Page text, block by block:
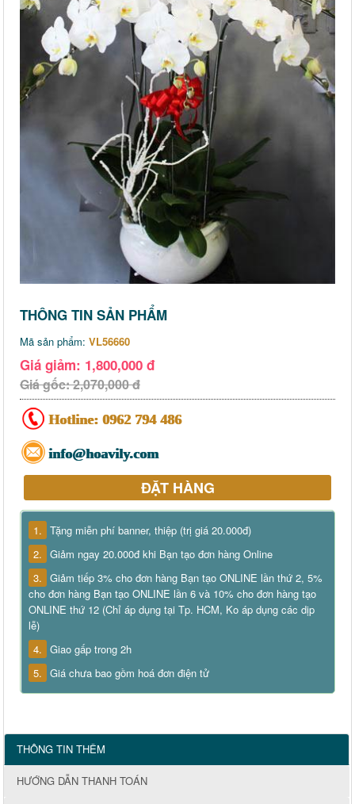
THÔNG TIN SẢN PHẨM
Mã sản phẩm: VL56660
Giá giảm: 1,800,000 đ
Giá gốc: 2,070,000 đ
Hotline: 0962 794 486
info@hoavily.com
ĐẶT HÀNG
1. Tặng miễn phí banner, thiệp (trị giá 20.000đ)
2. Giảm ngay 20.000đ khi Bạn tạo đơn hàng Online
3. Giảm tiếp 3% cho đơn hàng Bạn tạo ONLINE lần thứ 2, 5%
cho đơn hàng Bạn tạo ONLINE lần 6 và 10% cho đơn hàng tạo
ONLINE thứ 12 (Chỉ áp dụng tại Tp. HCM, Ko áp dụng các dịp
lễ)
4. Giao gấp trong 2h
5. Giá chưa bao gồm hoá đơn điện tử
THÔNG TIN THÊM
HƯỚNG DẪN THANH TOÁN